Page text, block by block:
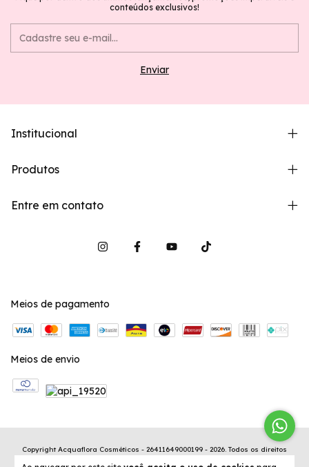
conteúdos exclusivos!
Institucional
Produtos
Entre em contato
Meios de pagamento
Meios de envio
Copyright Acquaflora Cosméticos - 26411649000199 - 2026. Todos os direitos